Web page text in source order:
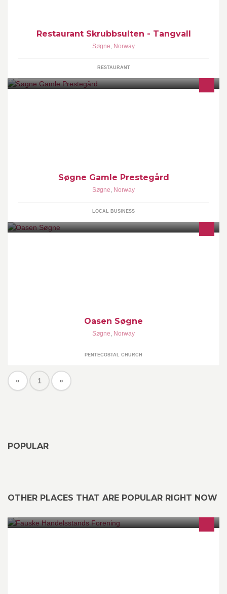
Restaurant Skrubbsulten - Tangvall
Søgne, Norway
RESTAURANT
Søgne Gamle Prestegård
Søgne, Norway
LOCAL BUSINESS
Oasen Søgne
Søgne, Norway
PENTECOSTAL CHURCH
« 1 »
POPULAR
OTHER PLACES THAT ARE POPULAR RIGHT NOW